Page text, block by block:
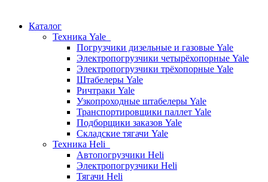
Каталог
Техника Yale
Погрузчики дизельные и газовые Yale
Электропогрузчики четырёхопорные Yale
Электропогрузчики трёхопорные Yale
Штабелеры Yale
Ричтраки Yale
Узкопроходные штабелеры Yale
Транспортировщики паллет Yale
Подборщики заказов Yale
Складские тягачи Yale
Техника Heli
Автопогрузчики Heli
Электропогрузчики Heli
Тягачи Heli